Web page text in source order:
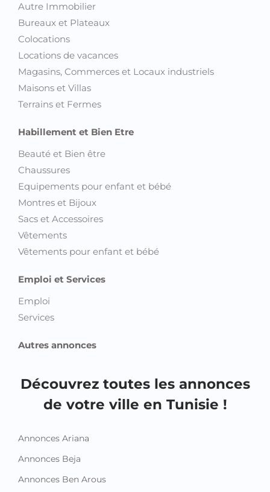
Autre Immobilier
Bureaux et Plateaux
Colocations
Locations de vacances
Magasins, Commerces et Locaux industriels
Maisons et Villas
Terrains et Fermes
Habillement et Bien Etre
Beauté et Bien être
Chaussures
Equipements pour enfant et bébé
Montres et Bijoux
Sacs et Accessoires
Vêtements
Vêtements pour enfant et bébé
Emploi et Services
Emploi
Services
Autres annonces
Découvrez toutes les annonces
de votre ville en Tunisie !
Annonces Ariana
Annonces Beja
Annonces Ben Arous